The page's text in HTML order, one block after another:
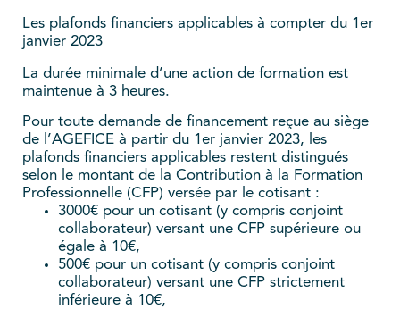
Les plafonds financiers applicables à compter du 1er
janvier 2023
La durée minimale d’une action de formation est
maintenue à 3 heures.
Pour toute demande de financement reçue au siège
de l’AGEFICE à partir du 1er janvier 2023, les
plafonds financiers applicables restent distingués
selon le montant de la Contribution à la Formation
Professionnelle (CFP) versée par le cotisant :
3000€ pour un cotisant (y compris conjoint
collaborateur) versant une CFP supérieure ou
égale à 10€,
500€ pour un cotisant (y compris conjoint
collaborateur) versant une CFP strictement
inférieure à 10€,